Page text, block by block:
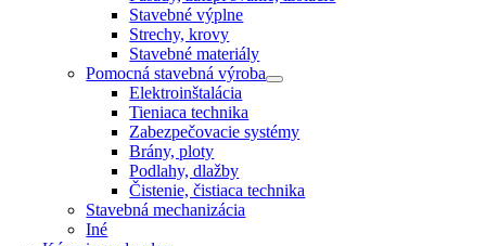
Stavebné výplne
Strechy, krovy
Stavebné materiály
Pomocná stavebná výroba
Elektroinštalácia
Tieniaca technika
Zabezpečovacie systémy
Brány, ploty
Podlahy, dlažby
Čistenie, čistiaca technika
Stavebná mechanizácia
Iné